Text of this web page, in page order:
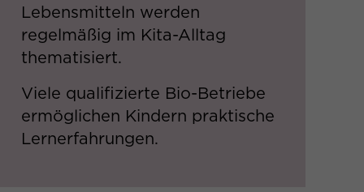
Lebensmitteln werden
regelmäßig im Kita-Alltag
thematisiert.​
Viele qualifizierte Bio-Betriebe
ermöglichen Kindern praktische
Lernerfahrungen.​